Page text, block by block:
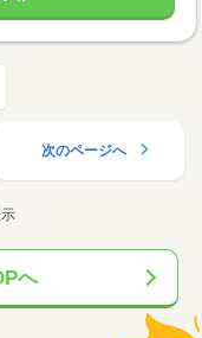
次のページへ
へ